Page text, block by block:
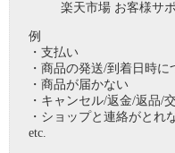
楽天市場 お客様サ
例
・支払い
・商品の発送/到着日時に
・商品が届かない
・キャンセル/返金/返品/
・ショップと連絡がとれ
etc.